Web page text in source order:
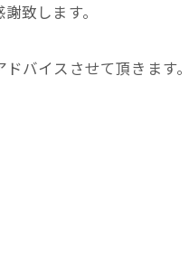
致します。
バイスさせて頂きます。